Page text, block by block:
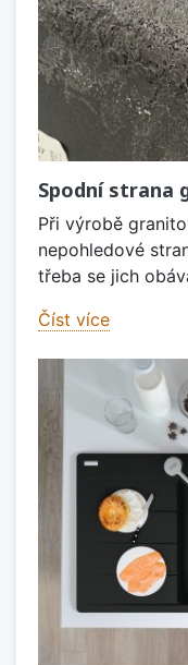
Spodní strana
Při výrobě
nepohledové
třeba se jich
Číst více